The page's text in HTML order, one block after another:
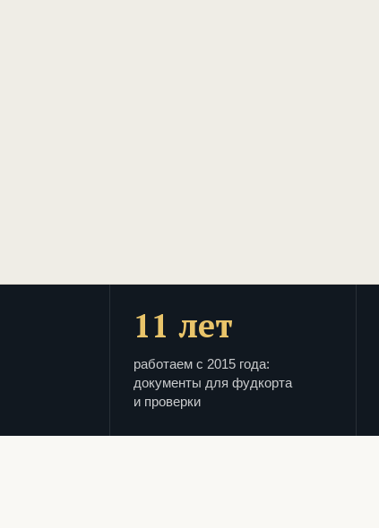
11 лет
работаем с 2015 года:
документы для фудкорта
и проверки